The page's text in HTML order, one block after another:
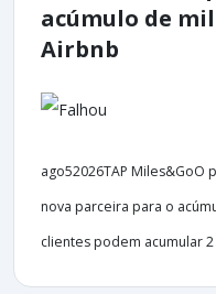
acúmulo de
Airbnb
ago52026TAP Miles&GoO
nova parceira para o
clientes podem acumular